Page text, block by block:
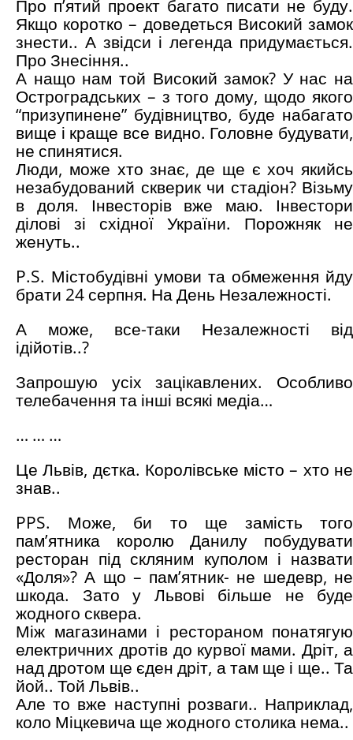
Про п’ятий проект багато писати не буду.
Якщо коротко – доведеться Високий замок
знести.. А звідси і легенда придумається.
Про Знесіння..
А нащо нам той Високий замок? У нас на
Остроградських – з того дому, щодо якого
“призупинене” будівництво, буде набагато
вище і краще все видно. Головне будувати,
не спинятися.
Люди, може хто знає, де ще є хоч якийсь
незабудований скверик чи стадіон? Візьму
в доля. Інвесторів вже маю. Інвестори
ділові зі східної України. Порожняк не
женуть..
P.S. Містобудівні умови та обмеження йду
брати 24 серпня. На День Незалежності.
А може, все-таки Незалежності від
ідійотів..?
Запрошую усіх зацікавлених. Особливо
телебачення та інші всякі медіа…
… … …
Це Львів, дєтка. Королівське місто – хто не
знав..
PPS. Може, би то ще замість того
пам’ятника королю Данилу побудувати
ресторан під скляним куполом і назвати
«Доля»? А що – пам’ятник- не шедевр, не
шкода. Зато у Львові більше не буде
жодного сквера.
Між магазинами і рестораном понатягую
електричних дротів до курвої мами. Дріт, а
над дротом ще єден дріт, а там ще і ще.. Та
йой.. Той Львів..
Але то вже наступні розваги.. Наприклад,
коло Міцкевича ще жодного столика нема..